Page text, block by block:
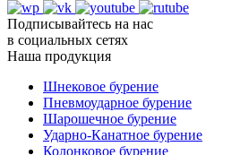
Подписывайтесь на нас
в социальных сетях
Наша продукция
Шнековое бурение
Пневмоударное бурение
Шарошечное бурение
Ударно-Канатное бурение
Колонковое бурение